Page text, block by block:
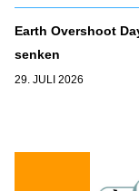
Earth Overshoot
senken
29. JULI 2026